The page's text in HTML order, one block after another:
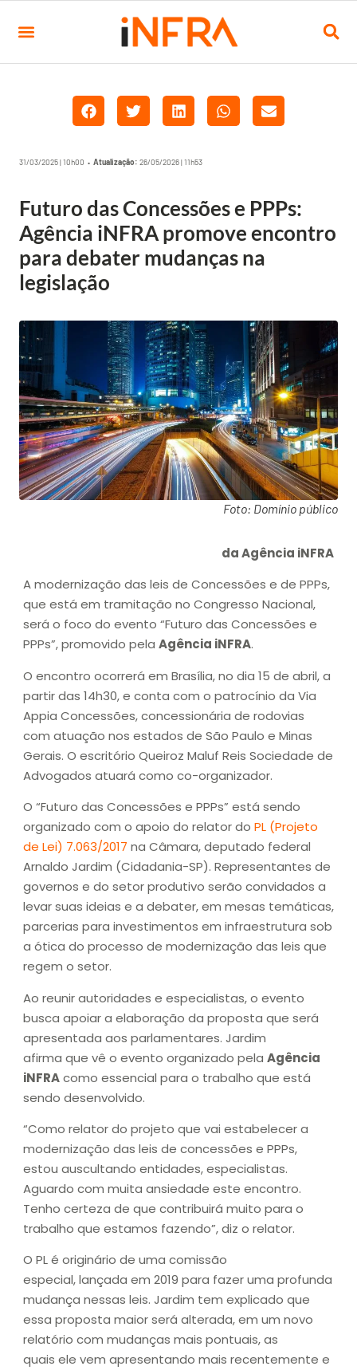
31/03/2025 | 10h00 • Atualização: 26/05/2026 | 11h53
Futuro das Concessões e PPPs:
Agência iNFRA promove encontro
para debater mudanças na
legislação
Foto: Domínio público
da Agência iNFRA
A modernização das leis de Concessões e de PPPs,
que está em tramitação no Congresso Nacional,
será o foco do evento “Futuro das Concessões e
PPPs”, promovido pela Agência iNFRA.
O encontro ocorrerá em Brasília, no dia 15 de abril, a
partir das 14h30, e conta com o patrocínio da Via
Appia Concessões, concessionária de rodovias
com atuação nos estados de São Paulo e Minas
Gerais. O escritório Queiroz Maluf Reis Sociedade de
Advogados atuará como co-organizador.
O “Futuro das Concessões e PPPs” está sendo
organizado com o apoio do relator do PL (Projeto
de Lei) 7.063/2017 na Câmara, deputado federal
Arnaldo Jardim (Cidadania-SP). Representantes de
governos e do setor produtivo serão convidados a
levar suas ideias e a debater, em mesas temáticas,
parcerias para investimentos em infraestrutura sob
a ótica do processo de modernização das leis que
regem o setor.
Ao reunir autoridades e especialistas, o evento
busca apoiar a elaboração da proposta que será
apresentada aos parlamentares. Jardim
afirma que vê o evento organizado pela Agência
iNFRAcomo essencial para o trabalho que está
sendo desenvolvido.
“Como relator do projeto que vai estabelecer a
modernização das leis de concessões e PPPs,
estou auscultando entidades, especialistas.
Aguardo com muita ansiedade este encontro.
Tenho certeza de que contribuirá muito para o
trabalho que estamos fazendo”, diz o relator.
O PL é originário de uma comissão
especial, lançada em 2019 para fazer uma profunda
mudança nessas leis. Jardim tem explicado que
essa proposta maior será alterada, em um novo
relatório com mudanças mais pontuais, as
quais ele vem apresentando mais recentemente e